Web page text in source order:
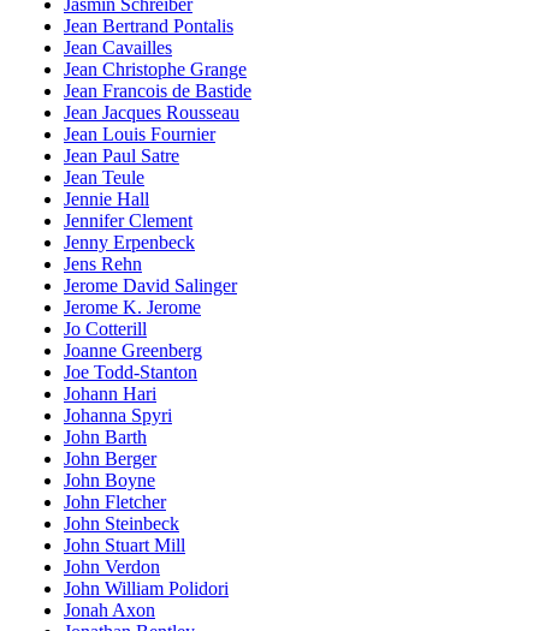
Jasmin Schreiber
Jean Bertrand Pontalis
Jean Cavailles
Jean Christophe Grange
Jean Francois de Bastide
Jean Jacques Rousseau
Jean Louis Fournier
Jean Paul Satre
Jean Teule
Jennie Hall
Jennifer Clement
Jenny Erpenbeck
Jens Rehn
Jerome David Salinger
Jerome K. Jerome
Jo Cotterill
Joanne Greenberg
Joe Todd-Stanton
Johann Hari
Johanna Spyri
John Barth
John Berger
John Boyne
John Fletcher
John Steinbeck
John Stuart Mill
John Verdon
John William Polidori
Jonah Axon